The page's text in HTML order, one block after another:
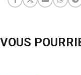
VOUS